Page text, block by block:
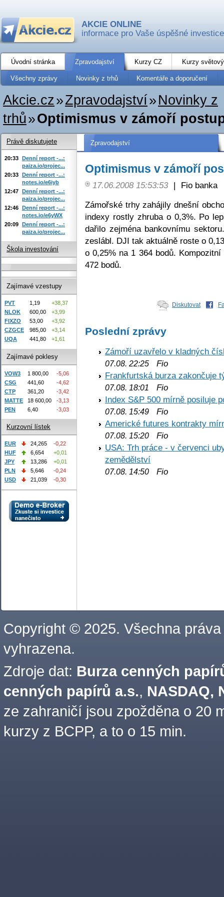
AKCIE ONLINE
informace pro Vaše úspěšné investice
Úvodní stránka Zpravodajství Kurzy CZ Kurzy
Všechny zprávy Novinky z trhů Komentáře a doporučení
Akcie.cz»Zpravodajství» Novinky z
trhů»Optimismus v zámoří
Zpravodajství
Optimismus v zámoří
17.06.2008 15:53:53 |
Fio banka
Zámořské trhy zahájily dnešní
indexy rostly zhruba o 0,3%. Po
dařilo zejména bankovnímu
zeslábl. DJI tak aktuálně roste o
o 0,25% na 1 364 bodů.
472 bodů.
Diskutovat
Poslední zprávy
Zámoří uzavřelo v kladných
07.08. 22:25 Fio
Frankfurtská burza zakončuje
07.08. 18:01
Fio
Index S&P 500 mírně posiluje
07.08. 15:49 Fio
Americké futures kontrakty
07.08. 15:20 Fio
USA: Trh práce - v červenci
zemědělství
07.08. 14:50 Fio
Právě diskutujete
20:33 Denní report -...:
paiza.io/projec...
20:33 Denní report -...:
notes.io/e6iyb
12:47 Denní report -...:
paiza.io/projec...
12:46 Denní report -...:
notes.io/e6yWX
20:09 Denní report -...:
paiza.io/projec...
Škola investování
Zajímavé vzestupy
PVT 1,19
+38,37
NLOK
600,00
+3,99
FIXZO
53,00
+3,92
CZGCE
985,00
+3,14
UQA
441,80 +1,61
Zajímavé poklesy
VOW3 1 800,00
-5,06
CSG
441,60
-4,62
CTP
361,20
-3,42
MATTE
18 600,00
-3,13
PEN
6,40 -3,03
Kurzovní lístek
EUR 24,265
-0,22
HUF
6,654
+0,01
JPY
13,286
+0,01
PLN
5,646
-0,24
USD
21,039 -0,30
Copyright © 2025. Všechna práva
vyhrazena.
Zdroje dat: Burza cenných
cenných papírů a.s., NASDAQ,
ze zahraničí jsou zpožděna o 20
kurzy z BCPP, a to o 15 min.